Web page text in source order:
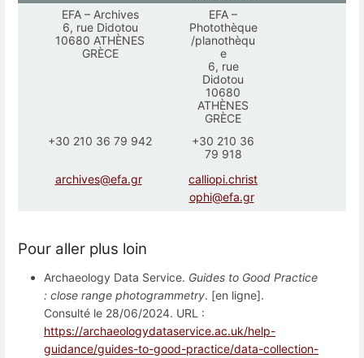
EFA – Archives
6, rue Didotou
10680 ATHÈNES
GRÈCE
EFA –
Photothèque
/planothèqu
e
6, rue
Didotou
10680
ATHÈNES
GRÈCE
+30 210 36 79 942
+30 210 36
79 918
archives@efa.gr
calliopi.christ
ophi@efa.gr
Pour aller plus loin
Archaeology Data Service. Guides to Good Practice
: close range photogrammetry. [en ligne].
Consulté le 28/06/2024. URL :
https://archaeologydataservice.ac.uk/help-
guidance/guides-to-good-practice/data-collection-